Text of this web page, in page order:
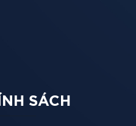
SÁCH